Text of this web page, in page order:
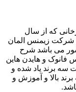
که از سال
شرکت زیمنس المان
می باشد شرح
فانوک و هایدن هاین
سه برند یاد شده و
بالا و آموزش و